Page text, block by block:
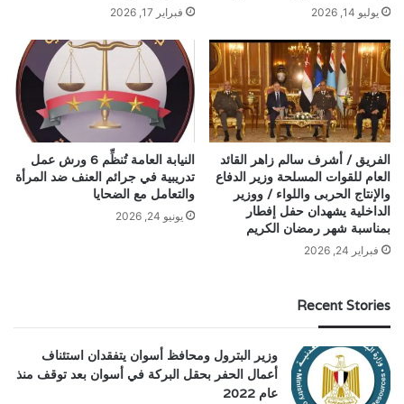
يوليو 14, 2026 فبراير 17, 2026
الفريق / أشرف سالم زاهر القائد
العام للقوات المسلحة وزير الدفاع
والإنتاج الحربى واللواء / ووزير
الداخلية يشهدان حفل إفطار
بمناسبة شهر رمضان الكريم
فبراير 24, 2026
النيابة العامة تُنظِّم 6 ورش عمل
تدريبية في جرائم العنف ضد المرأة
والتعامل مع الضحايا
يونيو 24, 2026
Recent Stories
وزير البترول ومحافظ أسوان يتفقدان استئناف
أعمال الحفر بحقل البركة في أسوان بعد توقف منذ
عام 2022